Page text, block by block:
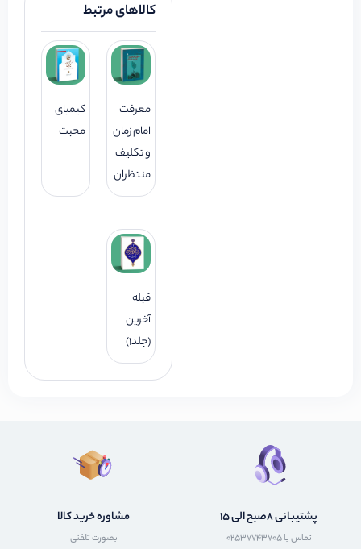
کالاهای مرتبط
معرفت
امام زمان
و تکلیف
منتظران
کیمیای
محبت
قبله
آخرین
(جلد1)
پشتیبانی 8صبح الی 15
تماس با 02537743705
مشاوره خرید کالا
بصورت تلفنی